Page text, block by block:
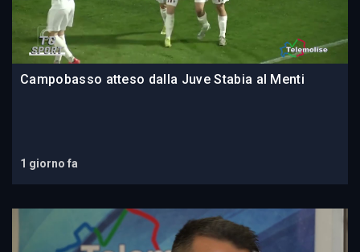
Campobasso atteso dalla Juve Stabia al Menti
1 giorno fa